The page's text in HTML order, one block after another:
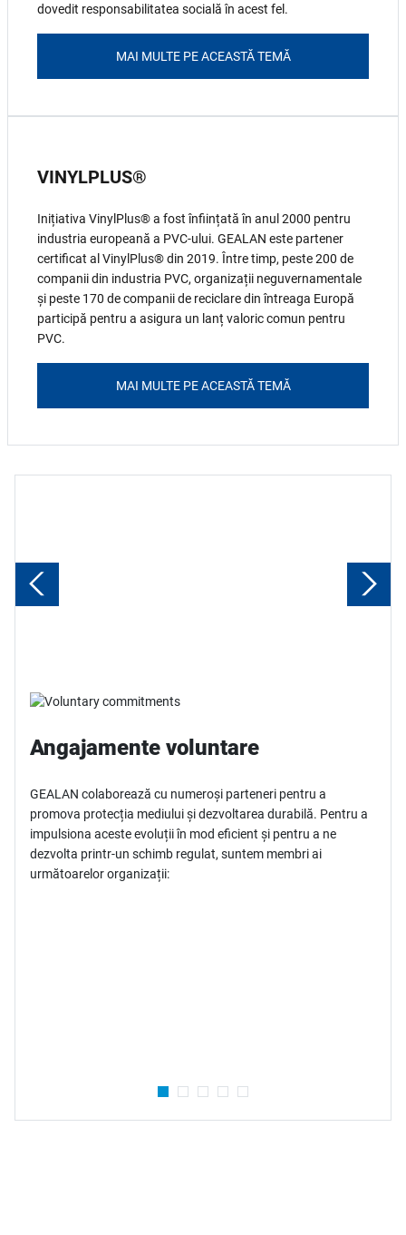
dovedit responsabilitatea socială în acest fel.
MAI MULTE PE ACEASTĂ TEMĂ
VINYLPLUS®
Inițiativa VinylPlus® a fost înființată în anul 2000 pentru
industria europeană a PVC-ului. GEALAN este partener
certificat al VinylPlus® din 2019. Între timp, peste 200 de
companii din industria PVC, organizații neguvernamentale
și peste 170 de companii de reciclare din întreaga Europă
participă pentru a asigura un lanț valoric comun pentru
PVC.
MAI MULTE PE ACEASTĂ TEMĂ
Angajamente voluntare
GEALAN colaborează cu numeroși parteneri pentru a
promova protecția mediului și dezvoltarea durabilă. Pentru a
impulsiona aceste evoluții în mod eficient și pentru a ne
dezvolta printr-un schimb regulat, suntem membri ai
următoarelor organizații: